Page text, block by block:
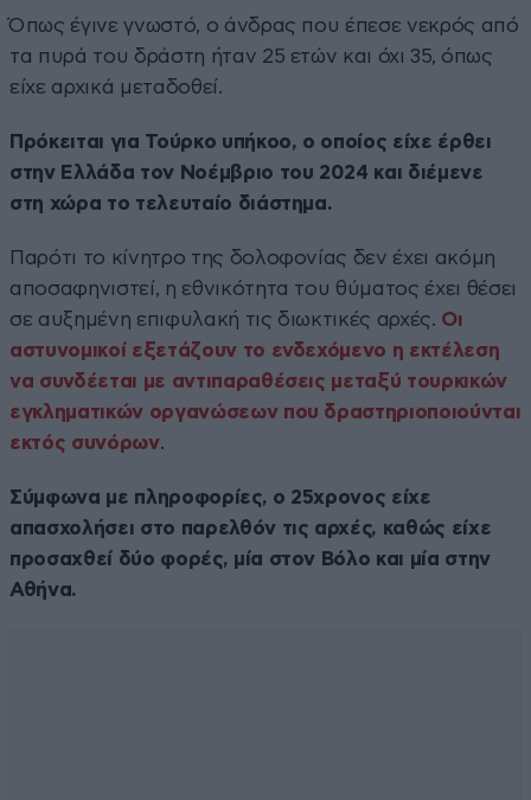
Όπως έγινε γνωστό, ο άνδρας που έπεσε νεκρός από
τα πυρά του δράστη ήταν 25 ετών και όχι 35, όπως
είχε αρχικά μεταδοθεί.
Πρόκειται για Τούρκο υπήκοο, ο οποίος είχε έρθει
στην Ελλάδα τον Νοέμβριο του 2024 και διέμενε
στη χώρα το τελευταίο διάστημα.
Παρότι το κίνητρο της δολοφονίας δεν έχει ακόμη
αποσαφηνιστεί, η εθνικότητα του θύματος έχει θέσει
σε αυξημένη επιφυλακή τις διωκτικές αρχές. Οι
αστυνομικοί εξετάζουν το ενδεχόμενο η εκτέλεση
να συνδέεται με αντιπαραθέσεις μεταξύ τουρκικών
εγκληματικών οργανώσεων που δραστηριοποιούνται
εκτός συνόρων.
Σύμφωνα με πληροφορίες, ο 25χρονος είχε
απασχολήσει στο παρελθόν τις αρχές, καθώς είχε
προσαχθεί δύο φορές, μία στον Βόλο και μία στην
Αθήνα.